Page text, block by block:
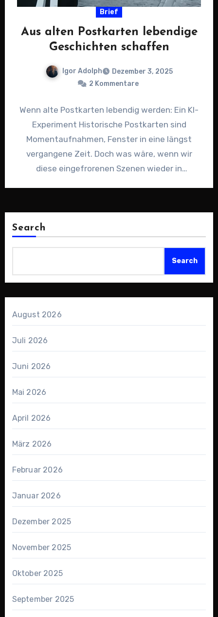
Brief
Aus alten Postkarten lebendige
Geschichten schaffen
Igor Adolph
Dezember 3, 2025
2 Kommentare
Wenn alte Postkarten lebendig werden: Ein KI-
Experiment Historische Postkarten sind
Momentaufnahmen, Fenster in eine längst
vergangene Zeit. Doch was wäre, wenn wir
diese eingefrorenen Szenen wieder in
Search
Search
August 2026
Juli 2026
Juni 2026
Mai 2026
April 2026
März 2026
Februar 2026
Januar 2026
Dezember 2025
November 2025
Oktober 2025
September 2025